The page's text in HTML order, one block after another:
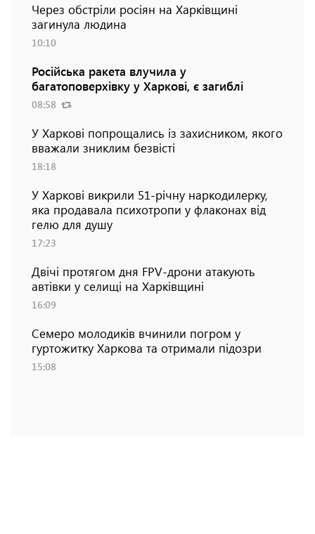
Через обстріли росіян на Харківщині
загинула людина
10:10
Російська ракета влучила у
багатоповерхівку у Харкові, є загиблі
08:58
У Харкові попрощались із захисником, якого
вважали зниклим безвісті
18:18
У Харкові викрили 51-річну наркодилерку,
яка продавала психотропи у флаконах від
гелю для душу
17:23
Двічі протягом дня FPV-дрони атакують
автівки у селищі на Харківщині
16:09
Семеро молодиків вчинили погром у
гуртожитку Харкова та отримали підозри
15:08